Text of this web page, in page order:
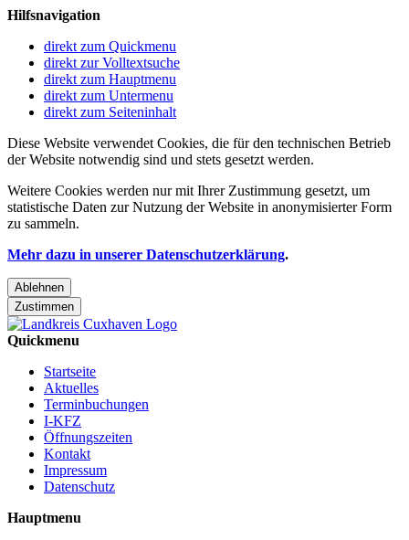
Hilfsnavigation
direkt zum Quickmenu
direkt zur Volltextsuche
direkt zum Hauptmenu
direkt zum Untermenu
direkt zum Seiteninhalt
Diese Website verwendet Cookies, die für den technischen Betrieb
der Website notwendig sind und stets gesetzt werden.
Weitere Cookies werden nur mit Ihrer Zustimmung gesetzt, um
statistische Daten zur Nutzung der Website in anonymisierter Form
zu sammeln.
Mehr dazu in unserer Datenschutzerklärung.
Ablehnen
Zustimmen
Quickmenu
Startseite
Aktuelles
Terminbuchungen
I-KFZ
Öffnungszeiten
Kontakt
Impressum
Datenschutz
Hauptmenu